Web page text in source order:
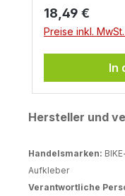
Regulärer
18,49 €
Preise inkl.
In
Hersteller und
Handelsmarken:
Aufkleber
Verantwortliche